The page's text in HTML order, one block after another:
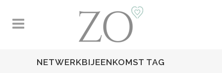
NETWERKBIJEENKOMST TAG